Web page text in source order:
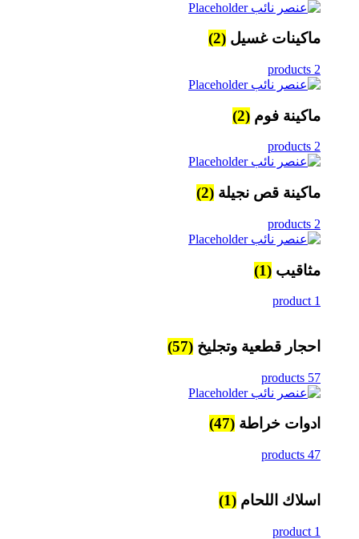
ماكينات غسيل (2)
2 products
ماكينة فوم (2)
2 products
ماكينة قص نجيلة (2)
2 products
مثاقيب (1)
1 product
احجار قطعية وتجليخ (57)
57 products
ادوات خراطة (47)
47 products
اسلاك اللحام (1)
1 product